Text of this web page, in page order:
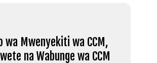
wa Mwenyekiti wa CCM,
na Wabunge wa CCM